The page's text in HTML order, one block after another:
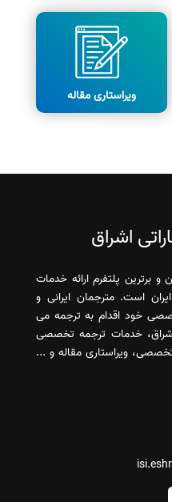
ویراستاری مقاله
اشراق
برترین پلتفرم ارائه خدمات
است. مترجمان ایرانی و
خود اقدام به ترجمه می
خدمات ترجمه تخصصی
ویراستاری مقاله و ...